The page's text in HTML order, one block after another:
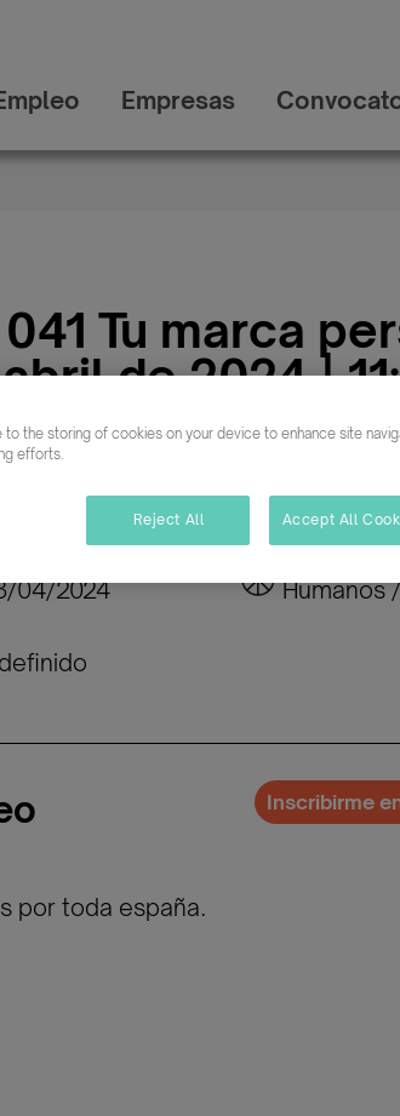
Empresas
Tu marca
de 2024 |
04/2024 Humanos
Inscribirme
por toda españa.
the storing of cookies on your device to enhance site
efforts.
Reject All Accept All